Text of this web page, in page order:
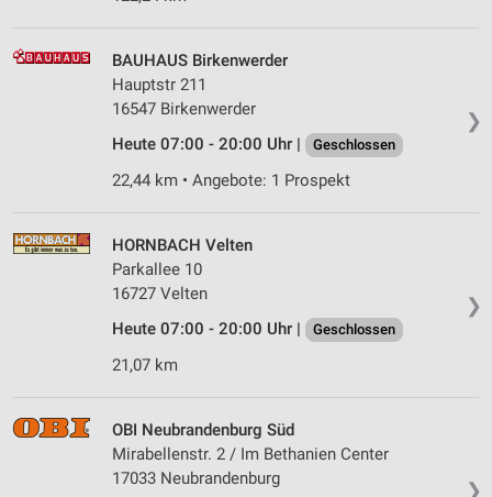
❯
BAUHAUS Birkenwerder
Hauptstr 211
16547 Birkenwerder
Heute 07:00 - 20:00 Uhr |
Geschlossen
22,44 km • Angebote: 1 Prospekt
❯
HORNBACH Velten
Parkallee 10
16727 Velten
Heute 07:00 - 20:00 Uhr |
Geschlossen
21,07 km
❯
OBI Neubrandenburg Süd
Mirabellenstr. 2 / Im Bethanien Center
17033 Neubrandenburg
Erstellung von Profilen für personalisierte
Verwendung von Profilen zur Auswahl
Verwendung von Profilen zur Auswahl
personalisierter Inhalte
Messung der Werbeleistung
Messung der Performance von Inhalten
Analyse von Zielgruppen durch Statistiken oder
Kombinationen von Daten aus verschiedenen